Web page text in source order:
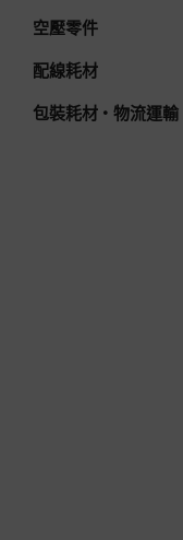
空壓零件
配線耗材
包裝耗材・物流運輸